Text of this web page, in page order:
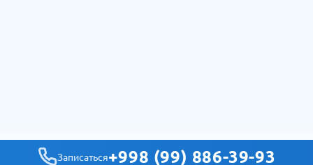
Записаться+998 (99) 886-39-93